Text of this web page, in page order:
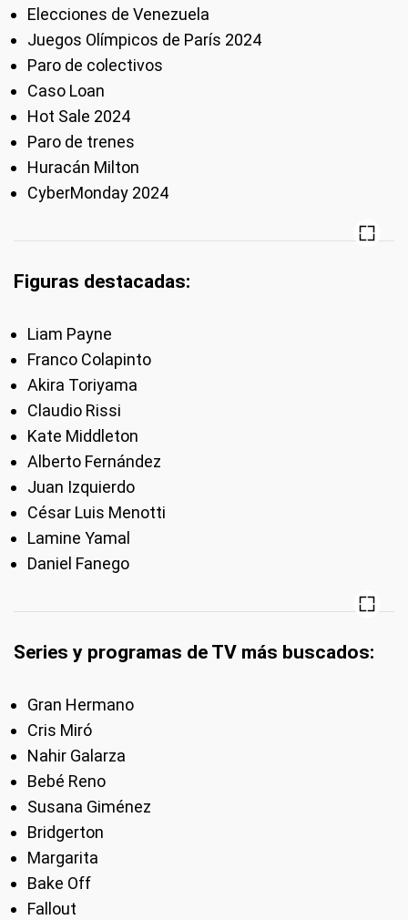
Elecciones de Venezuela
Juegos Olímpicos de París 2024
Paro de colectivos
Caso Loan
Hot Sale 2024
Paro de trenes
Huracán Milton
CyberMonday 2024
Figuras destacadas:
Liam Payne
Franco Colapinto
Akira Toriyama
Claudio Rissi
Kate Middleton
Alberto Fernández
Juan Izquierdo
César Luis Menotti
Lamine Yamal
Daniel Fanego
Series y programas de TV más buscados:
Gran Hermano
Cris Miró
Nahir Galarza
Bebé Reno
Susana Giménez
Bridgerton
Margarita
Bake Off
Fallout